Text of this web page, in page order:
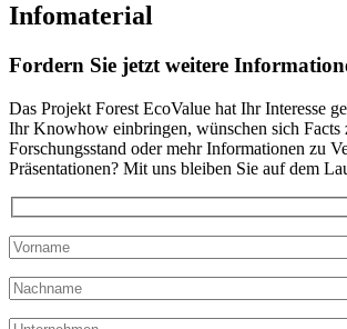
Infomaterial
Fordern Sie jetzt weitere
Das Projekt Forest EcoValue hat Ihr Interesse
Ihr Knowhow einbringen, wünschen sich Facts
Forschungsstand oder mehr Informationen zu
Präsentationen? Mit uns bleiben Sie auf dem